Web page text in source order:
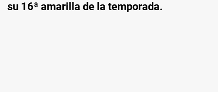
su 16ª amarilla de la temporada.